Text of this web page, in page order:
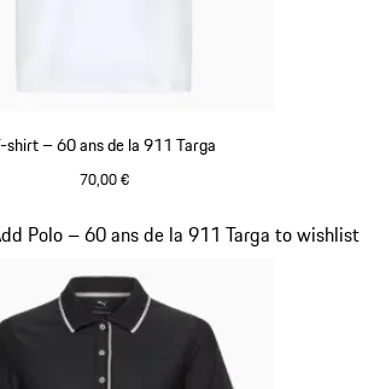
shirt – 60 ans de la 911 Targa
70,00 €
Polo – 60 ans de la 911 Targa to wishlist